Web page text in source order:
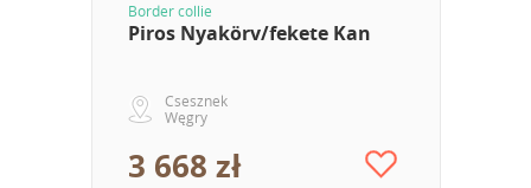
Border collie
Piros Nyakörv/fekete Kan
Csesznek
Węgry
3 668 zł